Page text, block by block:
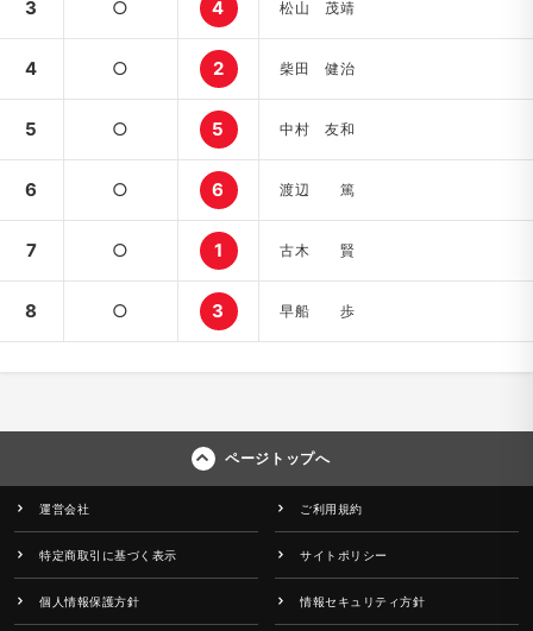
3 ○ 4 松山 茂靖
4 ○ 2 柴田 健治
5 ○ 5 中村 友和
6 ○ 6 渡辺 篤
7 ○ 1 古木 賢
8 ○ 3 早船 歩
ページトップへ
運営会社 ご利用規約
特定商取引に基づく表示 サイトポリシー
個人情報保護方針 情報セキュリティ方針